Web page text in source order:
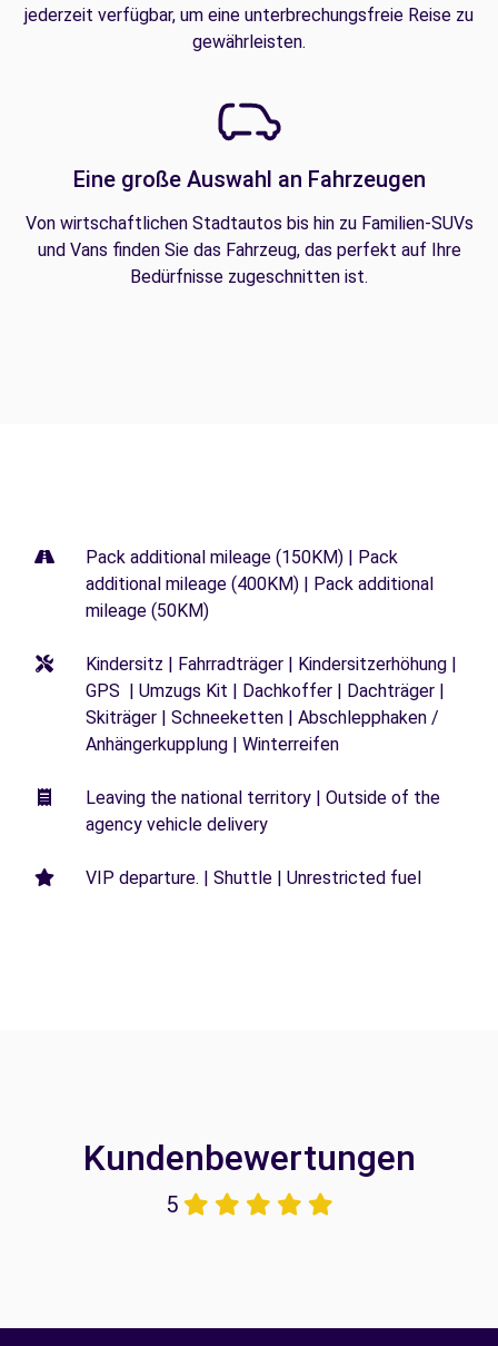
jederzeit verfügbar, um eine unterbrechungsfreie Reise zu
gewährleisten.
Eine große Auswahl an Fahrzeugen
Von wirtschaftlichen Stadtautos bis hin zu Familien-SUVs
und Vans finden Sie das Fahrzeug, das perfekt auf Ihre
Bedürfnisse zugeschnitten ist.
Pack additional mileage (150KM) | Pack
additional mileage (400KM) | Pack additional
mileage (50KM)
Kindersitz | Fahrradträger | Kindersitzerhöhung |
GPS | Umzugs Kit | Dachkoffer | Dachträger |
Skiträger | Schneeketten | Abschlepphaken /
Anhängerkupplung | Winterreifen
Leaving the national territory | Outside of the
agency vehicle delivery
VIP departure. | Shuttle | Unrestricted fuel
Kundenbewertungen
5